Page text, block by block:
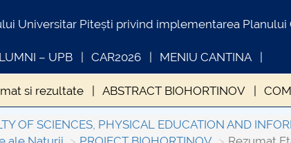
Universitar Pitești privind implementarea Planului
– UPB CAR2026 MENIU CANTINA
si rezultate ABSTRACT BIOHORTINOV
FIRST STEP INDICATORI DE REALIZARE ETAPA 1
OF SCIENCES, PHYSICAL EDUCATION AND